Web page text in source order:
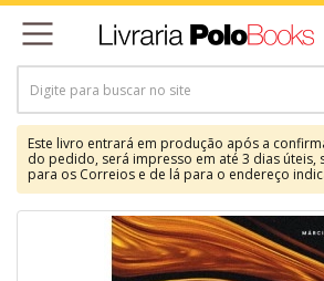
Este livro entrará em produção após a
do pedido, será impresso em até 3 dias úteis,
para os Correios e de lá para o endereço